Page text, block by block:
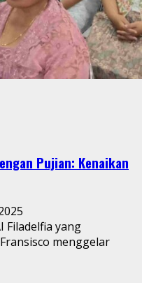
Pujian: Kenaikan
Filadelfia yang
menggelar